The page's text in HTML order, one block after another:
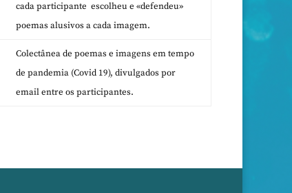
cada participante escolheu e «defendeu»
poemas alusivos a cada imagem.
Colectânea de poemas e imagens em tempo
de pandemia (Covid 19), divulgados por
email entre os participantes.